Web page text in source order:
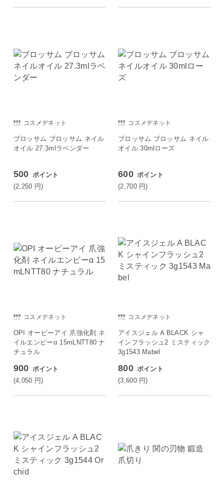
コスメデネット
ブロッサム ブロッサム ネイル
オイル 27.3mlラベンダー
500 ポイント
(2,250 円)
コスメデネット
ブロッサム ブロッサム ネイル
オイル 30mlローズ
600 ポイント
(2,700 円)
コスメデネット
OPI オーピーアイ 爪強化剤 ネ
イルエンビーα 15mLNTT80 ナ
チュラル
900 ポイント
(4,050 円)
コスメデネット
アイスジェル A BLACK シャ
インフラッシュ2 ミスティック
3g1543 Mabel
800 ポイント
(3,600 円)